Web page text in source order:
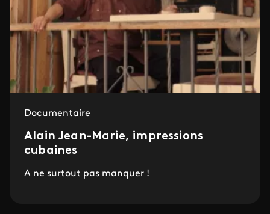
Documentaire
Alain Jean-Marie, impressions
cubaines
A ne surtout pas manquer !